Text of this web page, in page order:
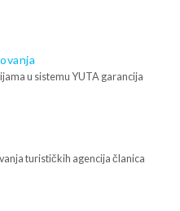
u sistemu YUTA garancija
turističkih agencija članica